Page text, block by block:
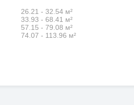
26.21 - 32.54 м²
33.93 - 68.41 м²
57.15 - 79.08 м²
74.07 - 113.96 м²